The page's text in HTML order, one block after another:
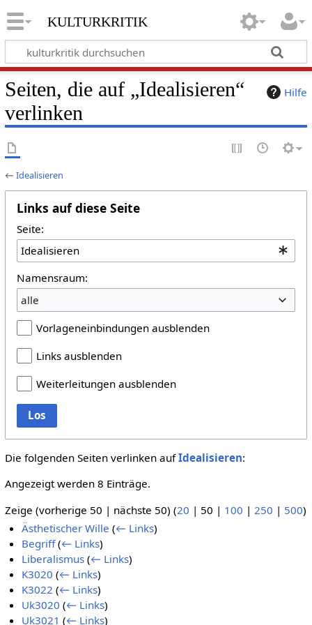
kulturkritik
Hilfe
Seiten, die auf „Idealisieren“
verlinken
←Idealisieren
Links auf diese Seite
Seite:
Namensraum:
alle
Vorlageneinbindungen ausblenden
Links ausblenden
Weiterleitungen ausblenden
Los
Die folgenden Seiten verlinken aufIdealisieren:
Angezeigt werden 8 Einträge.
Zeige (vorherige 50 | nächste 50) (20 | 50 | 100 | 250 | 500)
Ästhetischer Wille (← Links)
Begriff (← Links)
Liberalismus (← Links)
K3020 (← Links)
K3022 (← Links)
Uk3020 (← Links)
Uk3021 (← Links)